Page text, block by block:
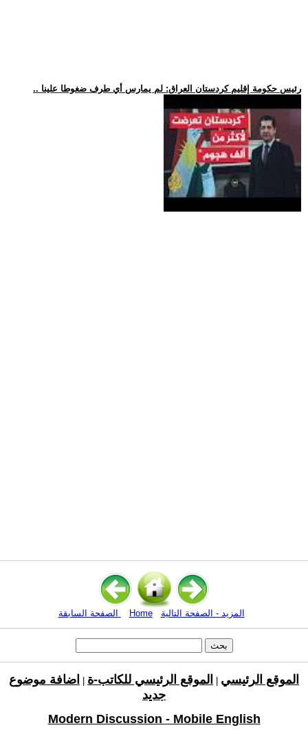
.. رئيس حكومة إقليم كردستان العراق: لم يمارس أي طرف ضغوطا علينا
Home المزيد - الصفحة التالية
الموقع الرئيسي الموقع الرئيسي للكاتب-ة
اضافة موضوع
جديد
Modern Discussion - Mobile English